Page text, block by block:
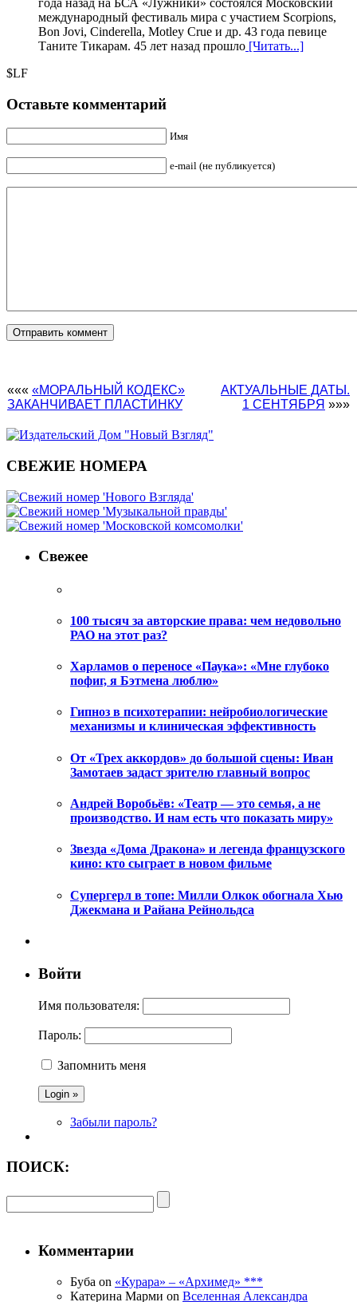
международный фестиваль мира с участием Scorpions,
Bon Jovi, Cinderella, Motley Crue и др. 43 года певице
Таните Тикаpам. 45 лет назад прошло [Читать...]
$LF
Оставьте комментарий
Имя
e-mail (не публикуется)
««« «МОРАЛЬНЫЙ КОДЕКС»
ЗАКАНЧИВАЕТ ПЛАСТИНКУ
АКТУАЛЬНЫЕ ДАТЫ.
1 СЕНТЯБРЯ »»»
СВЕЖИЕ НОМЕРА
Свежее
100 тысяч за авторские права: чем недовольно
РАО на этот раз?
Харламов о переносе «Паука»: «Мне глубоко
пофиг, я Бэтмена люблю»
Гипноз в психотерапии: нейробиологические
механизмы и клиническая эффективность
От «Трех аккордов» до большой сцены: Иван
Замотаев задаст зрителю главный вопрос
Андрей Воробьёв: «Театр — это семья, а не
производство. И нам есть что показать миру»
Звезда «Дома Дракона» и легенда французского
кино: кто сыграет в новом фильме
Супергерл в топе: Милли Олкок обогнала Хью
Джекмана и Райана Рейнольдса
Войти
Имя пользователя:
Пароль:
Запомнить меня
Забыли пароль?
ПОИСК:
Комментарии
Буба on «Курара» – «Архимед» ***
Катерина Марми on Вселенная Александра